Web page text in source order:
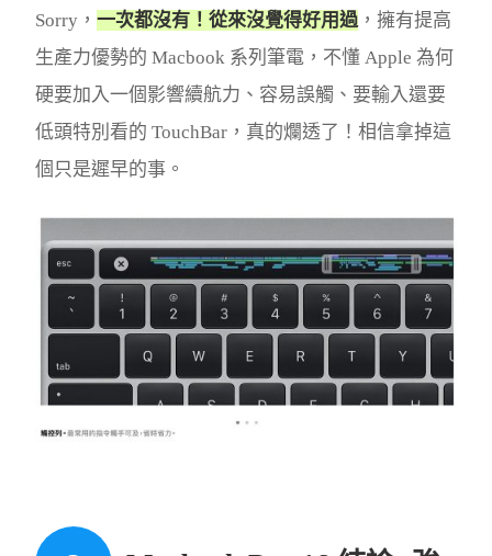
Sorry， 一次都沒有！從來沒覺得好用過 ，擁有提高
生產力優勢的 Macbook 系列筆電，不懂 Apple 為何
硬要加入一個影響續航力、容易誤觸、要輸入還要
低頭特別看的 TouchBar，真的爛透了！相信拿掉這
個只是遲早的事。